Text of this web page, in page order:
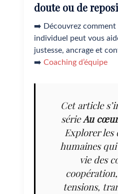
doute ou de
➡️ Découvrez comment
individuel peut vous
justesse, ancrage et
➡️Coaching d’équipe
Cet article
sérieAu
Explorer les
humaines
vie des
tensions,